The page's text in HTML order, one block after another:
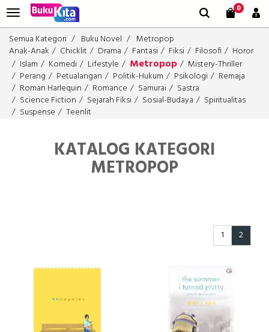
0
Semua Kategori Buku Novel
Metropop
Anak-Anak
Chicklit Drama Fantasi Fiksi Filosofi
Horor
Islam
Komedi Lifestyle Metropop
Mistery-Thriller
Perang
Petualangan Politik-Hukum Psikologi
Remaja
Roman Harlequin
Romance Samurai
Sastra
Science Fiction
Sejarah Fiksi Sosial-Budaya
Spiritualitas
Suspense
Teenlit
KATALOG KATEGORI
METROPOP
1 2